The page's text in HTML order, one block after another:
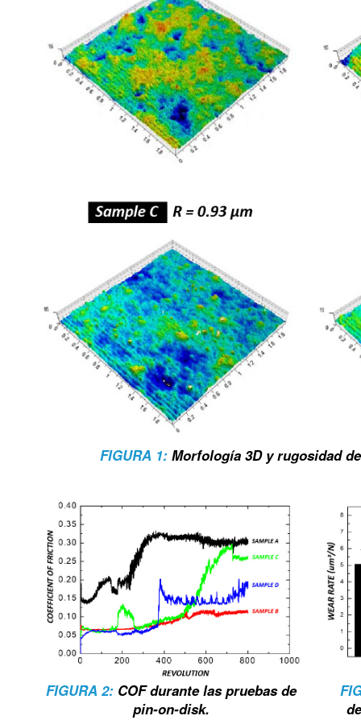
FIGURA 1: Morfología 3D y rugosidad
FIGURA 2: COF durante las pruebas de
pin-on-disk.